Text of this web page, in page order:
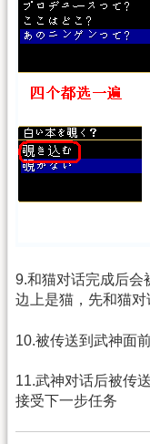
9.和猫对话完成后会
边上是猫，先和猫
10.被传送到武神面
11.武神对话后被传
接受下一步任务